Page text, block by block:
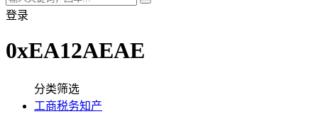
登录
0xEA12AEAE
分类筛选
工商税务知产